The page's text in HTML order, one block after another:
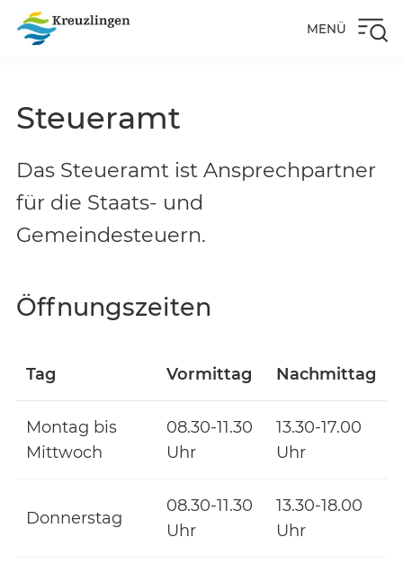
MENÜ
Steueramt
Das Steueramt ist Ansprechpartner
für die Staats- und
Gemeindesteuern.
Öffnungszeiten
Tag Vormittag Nachmittag
Montag bis
Mittwoch
08.30-11.30
Uhr
13.30-17.00
Uhr
Donnerstag
08.30-11.30
Uhr
13.30-18.00
Uhr